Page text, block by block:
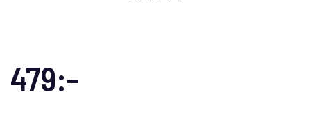
479:-